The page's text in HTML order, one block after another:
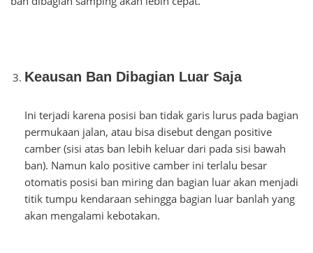
Keausan Ban Dibagian Luar Saja
Ini terjadi karena posisi ban tidak garis lurus pada bagian
permukaan jalan, atau bisa disebut dengan positive
camber (sisi atas ban lebih keluar dari pada sisi bawah
ban). Namun kalo positive camber ini terlalu besar
otomatis posisi ban miring dan bagian luar akan menjadi
titik tumpu kendaraan sehingga bagian luar banlah yang
akan mengalami kebotakan.